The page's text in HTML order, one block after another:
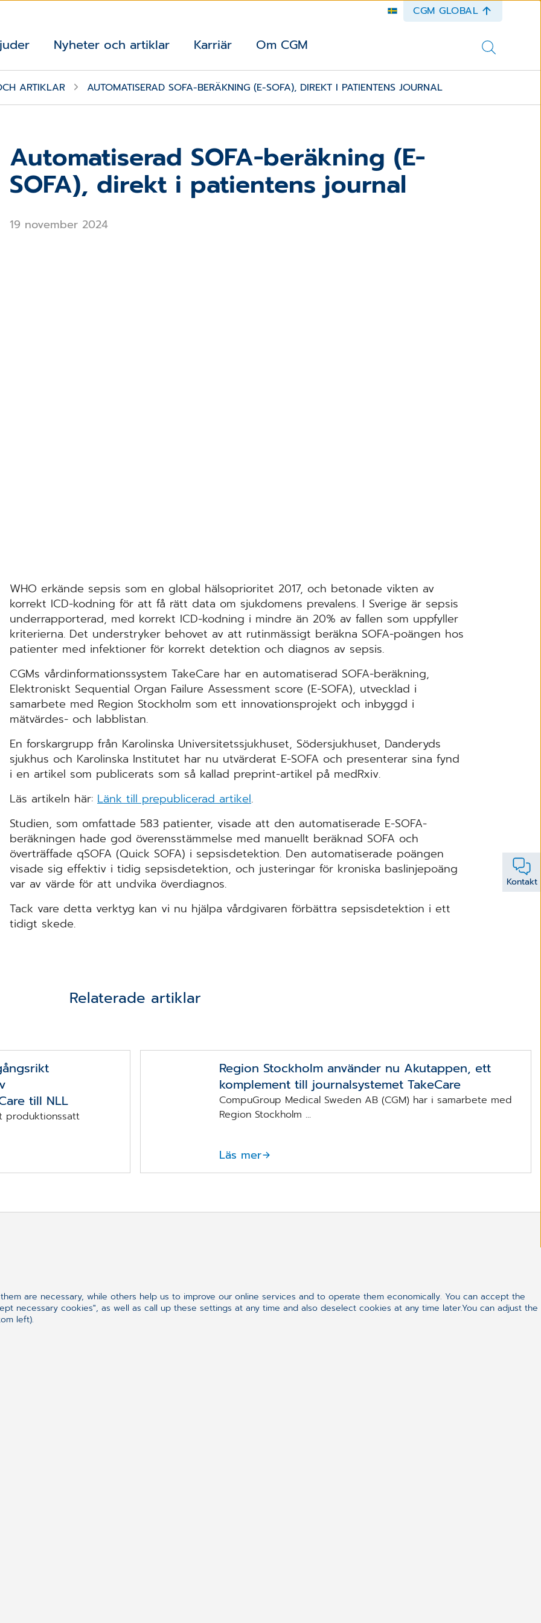
Kontakt
CGM GLOBAL
Nyheter och artiklar Karriär Om CGM
ARTIKLAR AUTOMATISERAD SOFA-BERÄKNING (E-SOFA), DIREKT I PATIENTENS JOURNAL
Automatiserad SOFA-beräkning (E-
SOFA), direkt i patientens journal
19 november 2024
WHO erkände sepsis som en global hälsoprioritet 2017, och betonade vikten av
korrekt ICD-kodning för att få rätt data om sjukdomens prevalens. I Sverige är sepsis
underrapporterad, med korrekt ICD-kodning i mindre än 20% av fallen som uppfyller
kriterierna. Det understryker behovet av att rutinmässigt beräkna SOFA-poängen hos
patienter med infektioner för korrekt detektion och diagnos av sepsis.
CGMs vårdinformationssystem TakeCare har en automatiserad SOFA-beräkning,
Elektroniskt Sequential Organ Failure Assessment score (E-SOFA), utvecklad i
samarbete med Region Stockholm som ett innovationsprojekt och inbyggd i
mätvärdes- och labblistan.
En forskargrupp från Karolinska Universitetssjukhuset, Södersjukhuset, Danderyds
sjukhus och Karolinska Institutet har nu utvärderat E-SOFA och presenterar sina fynd
i en artikel som publicerats som så kallad preprint-artikel på medRxiv.
Läs artikeln här: Länk till prepublicerad artikel.
Studien, som omfattade 583 patienter, visade att den automatiserade E-SOFA-
beräkningen hade god överensstämmelse med manuellt beräknad SOFA och
överträffade qSOFA (Quick SOFA) i sepsisdetektion. Den automatiserade poängen
visade sig effektiv i tidig sepsisdetektion, och justeringar för kroniska baslinjepoäng
var av värde för att undvika överdiagnos.
Tack vare detta verktyg kan vi nu hjälpa vårdgivaren förbättra sepsisdetektion i ett
tidigt skede.
Relaterade artiklar
till NLL
produktionssatt
Region Stockholm använder nu Akutappen, ett
komplement till journalsystemet TakeCare
CompuGroup Medical Sweden AB (CGM) har i samarbete med
Region Stockholm ...
Läs mer
direkt:
are necessary, while others help us to improve our online services and to operate them economically. You can accept the
necessary cookies", as well as call up these settings at any time and also deselect cookies at any time later.You can adjust the
left).